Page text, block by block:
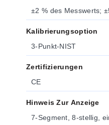
±2 % des Messwerts;
Kalibrierungsoption
3-Punkt-NIST
Zertifizierungen
CE
Hinweis Zur Anzeige
7-Segment, 8-stellig,